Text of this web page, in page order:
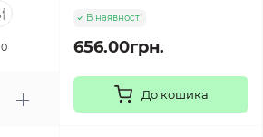
0
В наявності
656.00грн.
До кошика